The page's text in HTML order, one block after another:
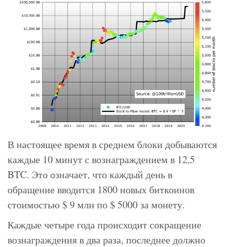
В настоящее время в среднем блоки добываются
каждые 10 минут с вознаграждением в 12,5
BTC. Это означает, что каждый день в
обращение вводится 1800 новых биткоинов
стоимостью $ 9 млн по $ 5000 за монету.
Каждые четыре года происходит сокращение
вознаграждения в два раза, последнее должно